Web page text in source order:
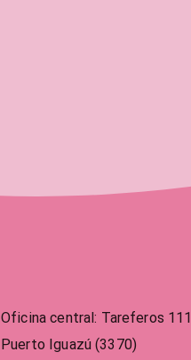
Oficina central: Tareferos 111
Puerto Iguazú (3370)